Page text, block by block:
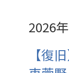
2026
【復